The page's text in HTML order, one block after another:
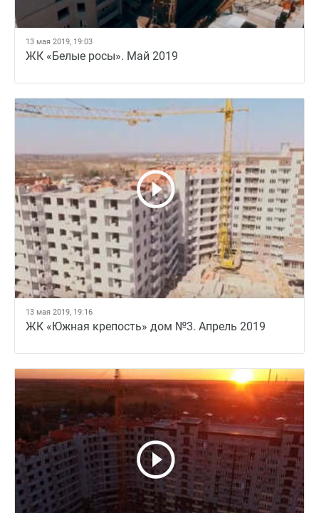
13 мая 2019, 19:03
ЖК «Белые росы». Май 2019
13 мая 2019, 19:16
ЖК «Южная крепость» дом №3. Апрель 2019